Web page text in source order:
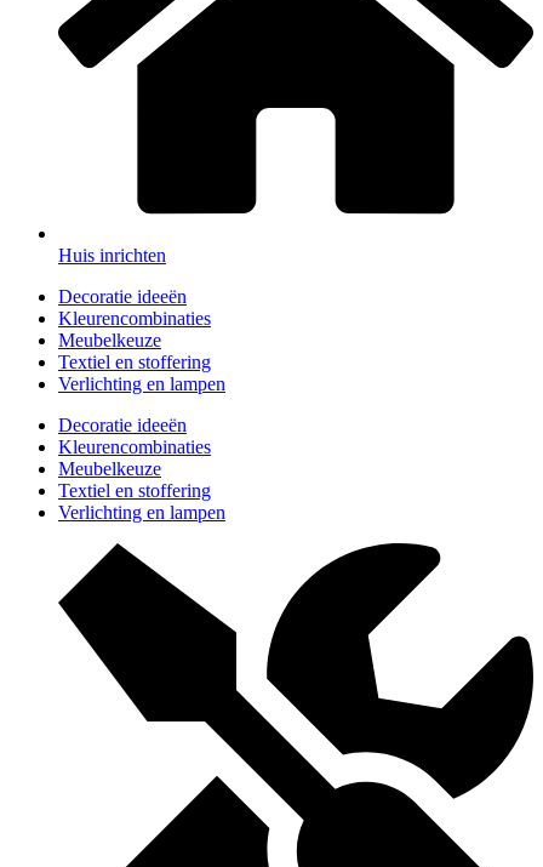
Huis inrichten
Decoratie ideeën
Kleurencombinaties
Meubelkeuze
Textiel en stoffering
Verlichting en lampen
Decoratie ideeën
Kleurencombinaties
Meubelkeuze
Textiel en stoffering
Verlichting en lampen